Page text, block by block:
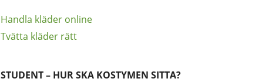
Handla kläder online
Tvätta kläder rätt
STUDENT – HUR SKA KOSTYMEN SITTA?